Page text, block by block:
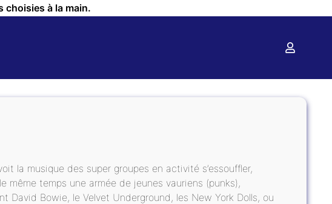
choisies à la main.
la musique des super groupes en activité s’essouffler,
même temps une armée de jeunes vauriens (punks),
Bowie, le Velvet Underground, les New York Dolls, ou